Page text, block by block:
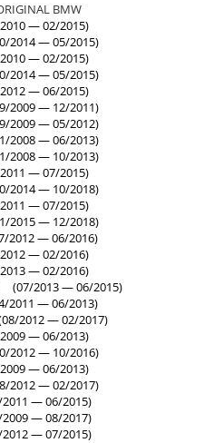
BMW
— 02/2015)
2014 — 05/2015)
— 02/2015)
2014 — 05/2015)
— 06/2015)
2009 — 12/2011)
2009 — 05/2012)
2008 — 06/2013)
2008 — 10/2013)
— 07/2015)
2014 — 10/2018)
— 07/2015)
2015 — 12/2018)
2012 — 06/2016)
— 02/2016)
— 02/2016)
(07/2013 — 06/2015)
2011 — 06/2013)
2012 — 02/2017)
— 06/2013)
2012 — 10/2016)
— 06/2013)
2012 — 02/2017)
— 06/2015)
— 08/2017)
— 07/2015)